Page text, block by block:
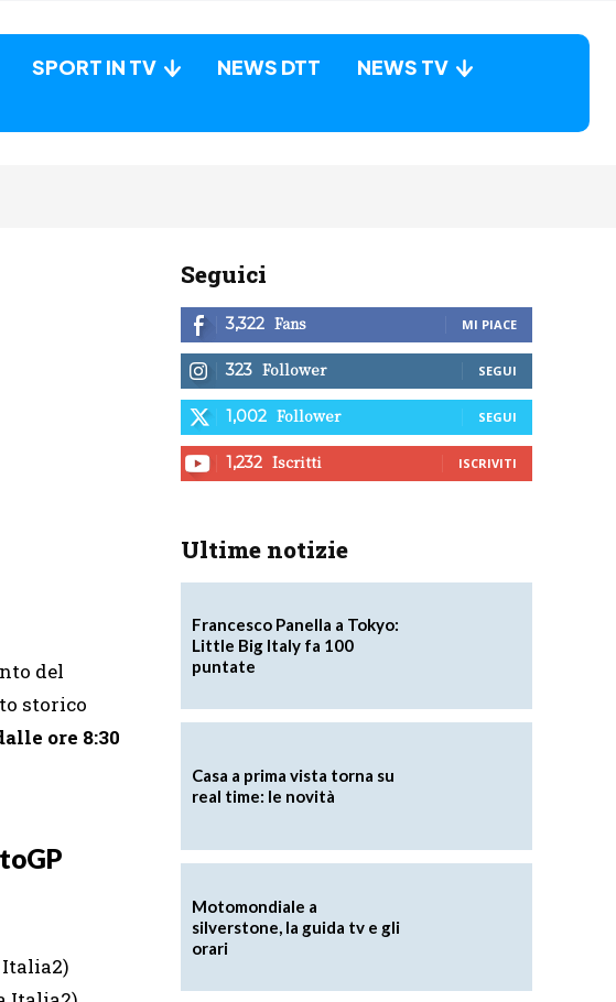
SPORT IN TV NEWS DTT
NEWS TV
del
storico
ore 8:30
Italia2)
Seguici
3,322 Fans MI PIACE
323 Follower SEGUI
1,002 Follower SEGUI
1,232 Iscritti ISCRIVITI
Ultime notizie
Francesco Panella a Tokyo:
Little Big Italy fa 100
puntate
Casa a prima vista torna su
real time: le novità
Motomondiale a
silverstone, la guida tv e gli
orari